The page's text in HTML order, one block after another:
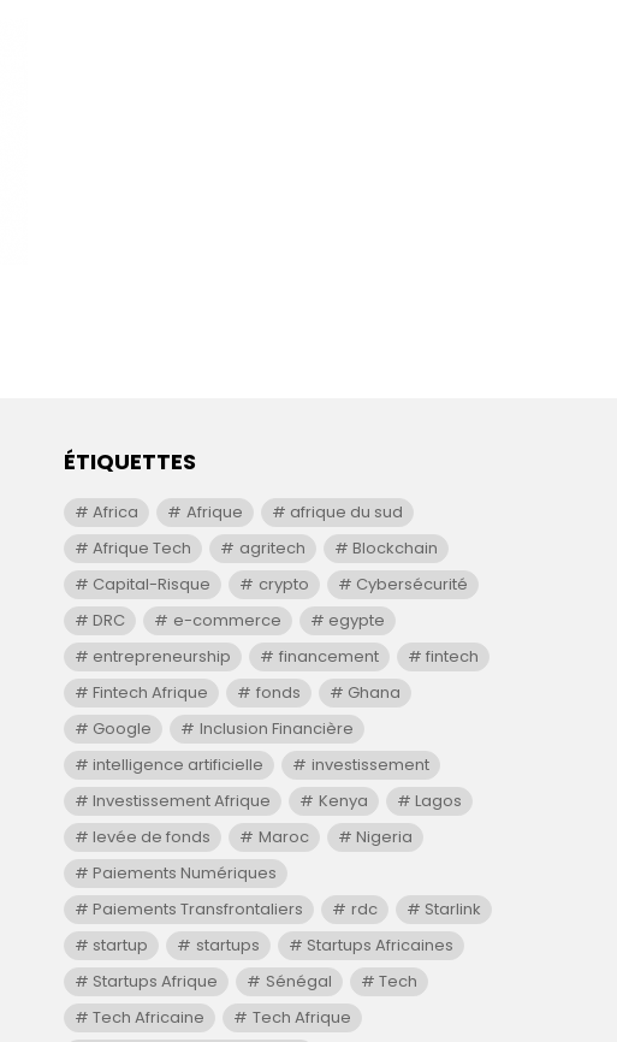
ÉTIQUETTES
Africa Afrique
afrique du sud
Afrique Tech
agritech
Blockchain
Capital-Risque
crypto
Cybersécurité
DRC
e-commerce
egypte
entrepreneurship
financement
fintech
Fintech Afrique
fonds
Ghana
Google
Inclusion Financière
intelligence artificielle
investissement
Investissement Afrique
Kenya
Lagos
levée de fonds
Maroc
Nigeria
Paiements Numériques
Paiements Transfrontaliers
rdc
Starlink
startup
startups
Startups Africaines
Startups Afrique
Sénégal
Tech
Tech Africaine
Tech Afrique